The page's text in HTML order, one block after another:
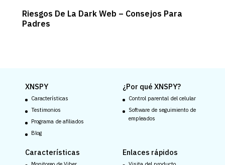
Riesgos De La Dark Web – Consejos Para
Padres
XNSPY
Características
Testimonios
Programa de afiliados
Blog
¿Por qué XNSPY?
Control parental del celular
Software de seguimiento de
empleados
Características Enlaces rápidos